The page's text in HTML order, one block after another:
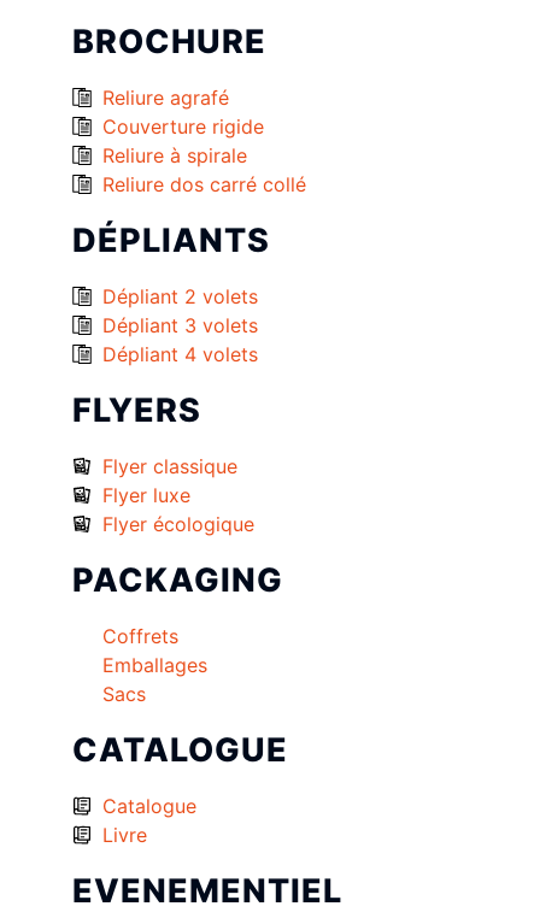
BROCHURE
Reliure agrafé
Couverture rigide
Reliure à spirale
Reliure dos carré collé
DÉPLIANTS
Dépliant 2 volets
Dépliant 3 volets
Dépliant 4 volets
FLYERS
Flyer classique
Flyer luxe
Flyer écologique
PACKAGING
Coffrets
Emballages
Sacs
CATALOGUE
Catalogue
Livre
EVENEMENTIEL